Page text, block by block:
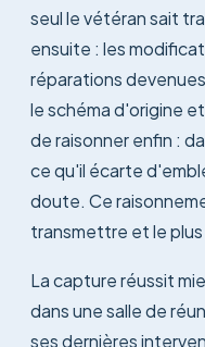
seul le vétéran sait
ensuite : les
réparations
le schéma d'origine
de raisonner enfin :
ce qu'il écarte
doute. Ce
transmettre et le
La capture réussit
dans une salle de
ses dernières